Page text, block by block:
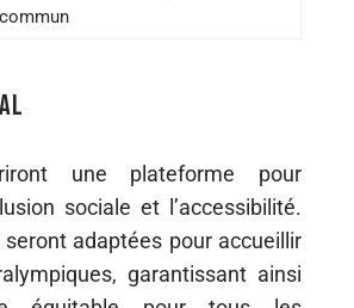
commun
une plateforme pour
sociale et l’accessibilité.
adaptées pour accueillir
garantissant ainsi